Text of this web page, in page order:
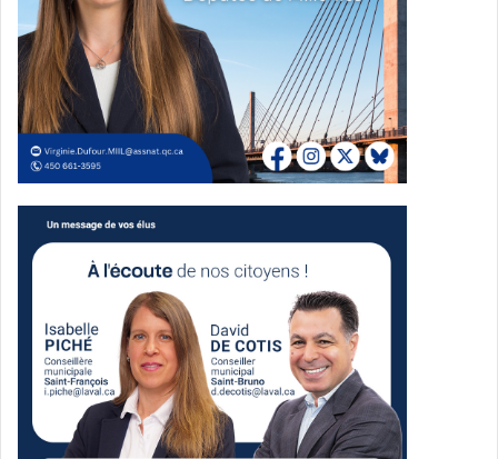
humaine. Grâce au soutien financier de la Fondation Cité
de la Santé, cette initiative permet de redéfinir
l’accompagnement des enfants en contexte de
vulnérabilité.
« Ce bilan est porteur d’espoir. Il
montre que l’innovation en santé et
services sociaux peut prendre des
formes inattendues, mais
profondément efficaces »,
affirme Jean-François Payette,